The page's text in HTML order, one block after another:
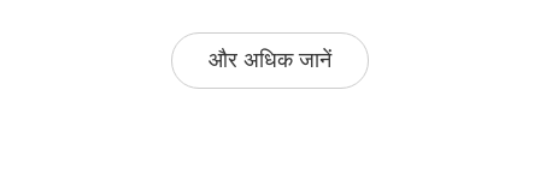
और अधिक जानें